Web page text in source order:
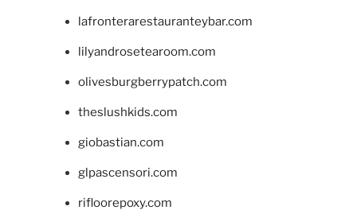
lafronterarestauranteybar.com
lilyandrosetearoom.com
olivesburgberrypatch.com
theslushkids.com
giobastian.com
glpascensori.com
rifloorepoxy.com